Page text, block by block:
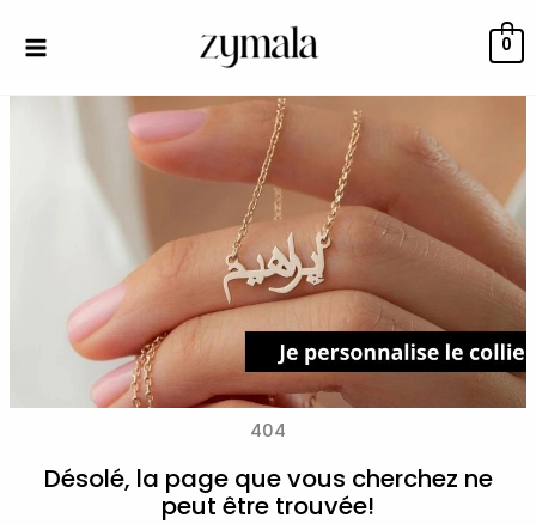
0
404
Désolé, la page que vous cherchez ne
peut être trouvée!